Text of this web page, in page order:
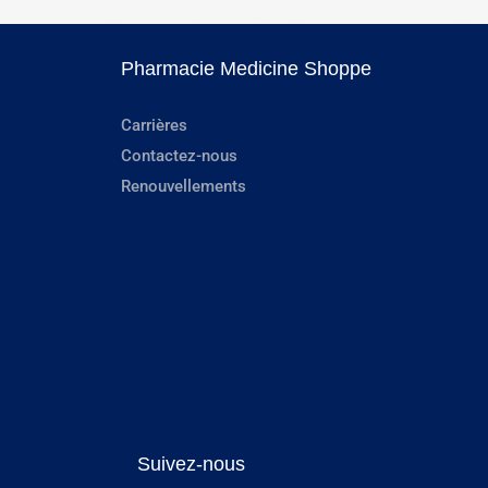
Pharmacie Medicine Shoppe
Carrières
Contactez-nous
Renouvellements
Suivez-nous